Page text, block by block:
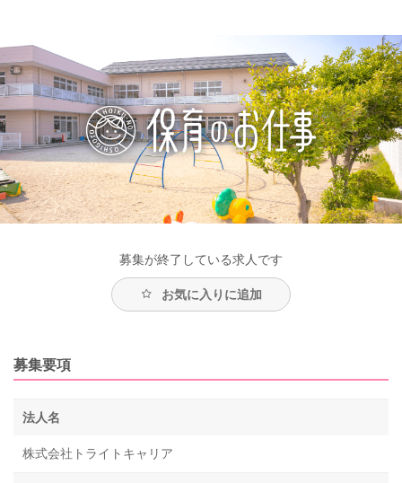
募集が終了している求人です
お気に入りに追加
募集要項
法人名
株式会社トライトキャリア